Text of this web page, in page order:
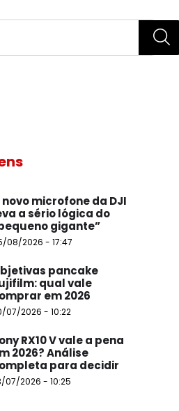
novo microfone da DJI
a sério lógica do
gigante”
08/2026 - 17:47
pancake
qual vale
em 2026
07/2026 - 10:22
RX10 V vale a pena
2026? Análise
para decidir
07/2026 - 10:25